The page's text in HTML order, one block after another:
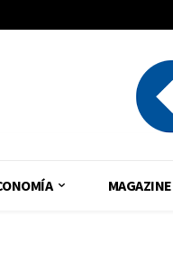
MAGAZINE